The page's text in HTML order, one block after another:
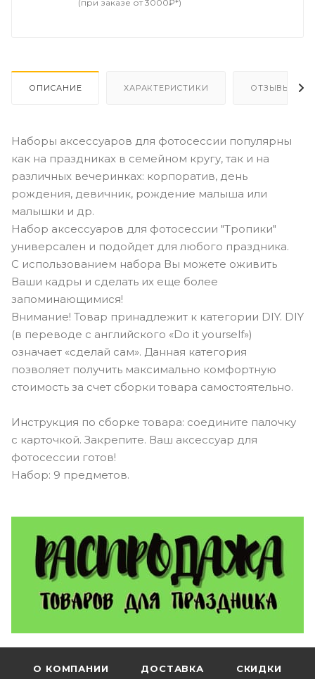
(при заказе от 3000₽*)
ОПИСАНИЕ ХАРАКТЕРИСТИКИ ОТЗЫВЫ
Наборы аксессуаров для фотосессии популярны
как на праздниках в семейном кругу, так и на
различных вечеринках: корпоратив, день
рождения, девичник, рождение малыша или
малышки и др.
Набор аксессуаров для фотосессии "Тропики"
универсален и подойдет для любого праздника.
С использованием набора Вы можете оживить
Ваши кадры и сделать их еще более
запоминающимися!
Внимание! Товар принадлежит к категории DIY. DIY
(в переводе с английского «Do it yourself»)
означает «сделай сам». Данная категория
позволяет получить максимально комфортную
стоимость за счет сборки товара самостоятельно.
Инструкция по сборке товара: соедините палочку
с карточкой. Закрепите. Ваш аксессуар для
фотосессии готов!
Набор: 9 предметов.
О КОМПАНИИ ДОСТАВКА СКИДКИ